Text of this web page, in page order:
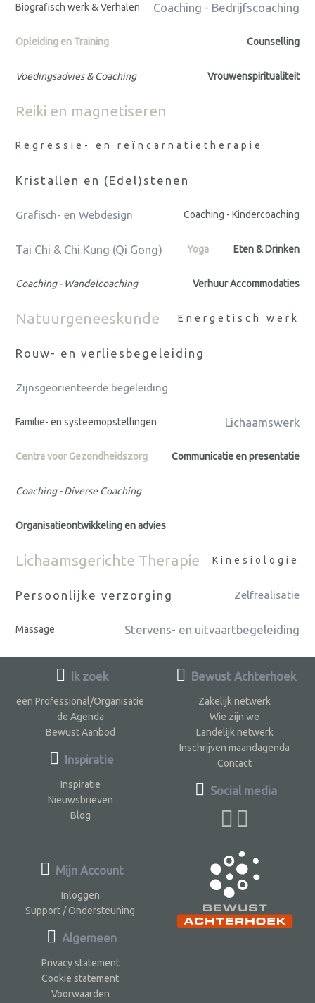
Biografisch werk & Verhalen Coaching - Bedrijfscoaching
Opleiding en Training Counselling
Voedingsadvies & Coaching Vrouwenspiritualiteit
Reiki en magnetiseren
Regressie- en reïncarnatietherapie
Kristallen en (Edel)stenen
Grafisch- en Webdesign Coaching - Kindercoaching
Tai Chi & Chi Kung (Qi Gong) Yoga Eten & Drinken
Coaching - Wandelcoaching Verhuur Accommodaties
Natuurgeneeskunde Energetisch werk
Rouw- en verliesbegeleiding
Zijnsgeörienteerde begeleiding
Familie- en systeemopstellingen Lichaamswerk
Centra voor Gezondheidszorg Communicatie en presentatie
Coaching - Diverse Coaching
Organisatieontwikkeling en advies
Lichaamsgerichte Therapie Kinesiologie
Persoonlijke verzorging Zelfrealisatie
Massage Stervens- en uitvaartbegeleiding
Ik zoek
een Professional/Organisatie
de Agenda
Bewust Aanbod
Inspiratie
Inspiratie
Nieuwsbrieven
Blog
Bewust Achterhoek
Zakelijk netwerk
Wie zijn we
Landelijk netwerk
Inschrijven maandagenda
Contact
Social media
Mijn Account
Inloggen
Support / Ondersteuning
Algemeen
Privacy statement
Cookie statement
Voorwaarden